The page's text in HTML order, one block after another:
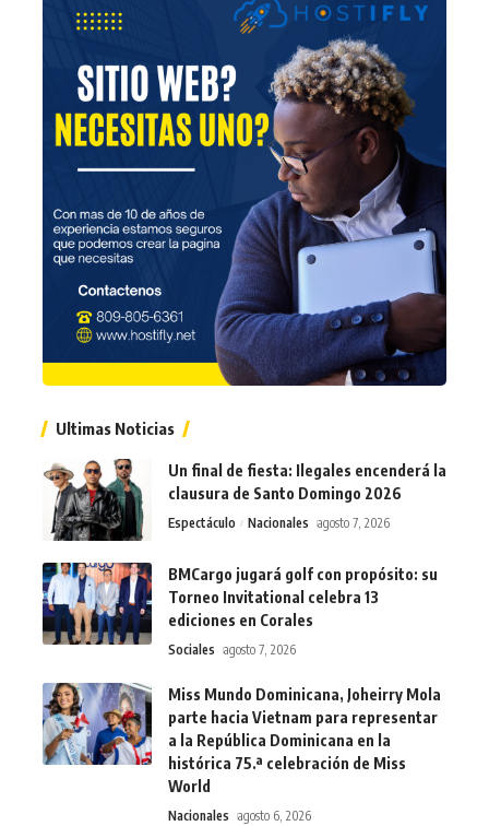
Ultimas Noticias
Un final de fiesta: Ilegales encenderá la
clausura de Santo Domingo 2026
Espectáculo Nacionales agosto 7, 2026
BMCargo jugará golf con propósito: su
Torneo Invitational celebra 13
ediciones en Corales
Sociales agosto 7, 2026
Miss Mundo Dominicana, Joheirry Mola
parte hacia Vietnam para representar
a la República Dominicana en la
histórica 75.ª celebración de Miss
World
Nacionales agosto 6, 2026